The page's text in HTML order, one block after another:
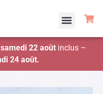
22 aoûtinclus –
24 août.